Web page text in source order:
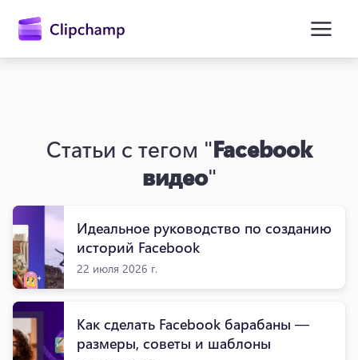
содержимому
Войти
Попробовать бесплатно
Статьи с тегом "Facebook
видео"
Идеальное руководство по созданию
историй Facebook
22 июля 2026 г.
Как сделать Facebook барабаны —
размеры, советы и шаблоны